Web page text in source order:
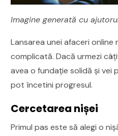
Imagine generată cu
Lansarea unei afaceri online
complicată. Dacă urmezi
avea o fundație solidă și vei
pot încetini progresul.
Cercetarea nișei
Primul pas este să alegi o